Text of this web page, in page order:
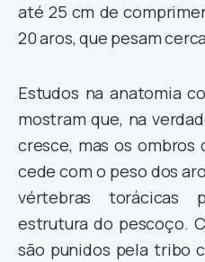
até 25 cm de
20 aros, que pesam
Estudos na anatomia
mostram que, na
cresce, mas os ombros
cede com o peso dos
vértebras torácicas
estrutura do pescoço.
são punidos pela tribo